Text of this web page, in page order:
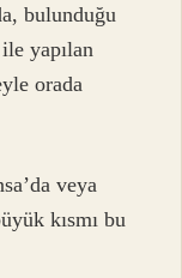
bulunduğu
yapılan
orada
veya
kısmı bu